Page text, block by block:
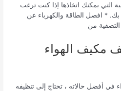
التي يمكنك اتخاذها إذا كنت ترغب
* افصل الطاقة والكهرباء عن
من
مكيف الهواء
أفضل حالاته ، تحتاج إلى تنظيفه